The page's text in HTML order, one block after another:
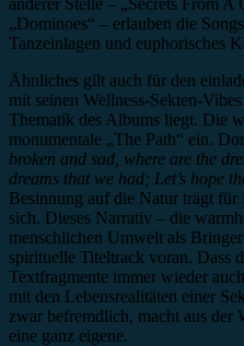
„Dominoes“ – erlauben die
Tanzeinlagen und euphorisches
Ähnliches gilt auch für den
mit seinen Wellness-Sekten-
Thematik des Albums liegt. Die
monumentale „The Path“ ein.
broken and sad, where are the
dreams that we had; Let’s hope
Besinnung auf die Natur trägt
sich. Dieses Narrativ – die
menschlichen Umwelt als
spirituelle Titeltrack voran. Dass
Textfragmente immer wieder
mit den Lebensrealitäten einer
zwar befremdlich, macht aus der
eine ganz eigene.